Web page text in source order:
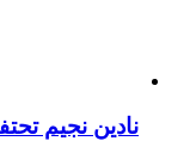
نادين نجيم